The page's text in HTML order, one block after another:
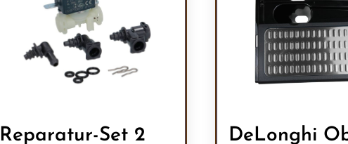
Reparatur-Set 2
DeLonghi